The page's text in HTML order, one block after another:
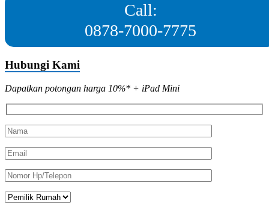
Call:
0878-7000-7775
Hubungi Kami
Dapatkan potongan harga 10%* + iPad Mini